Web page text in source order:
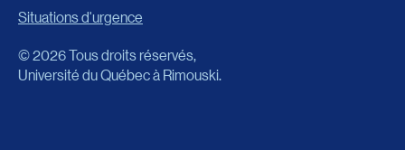
Portail
Calendrier universitaire
Horaire des cours
Situations d'urgence
© 2026 Tous droits réservés,
Université du Québec à Rimouski.